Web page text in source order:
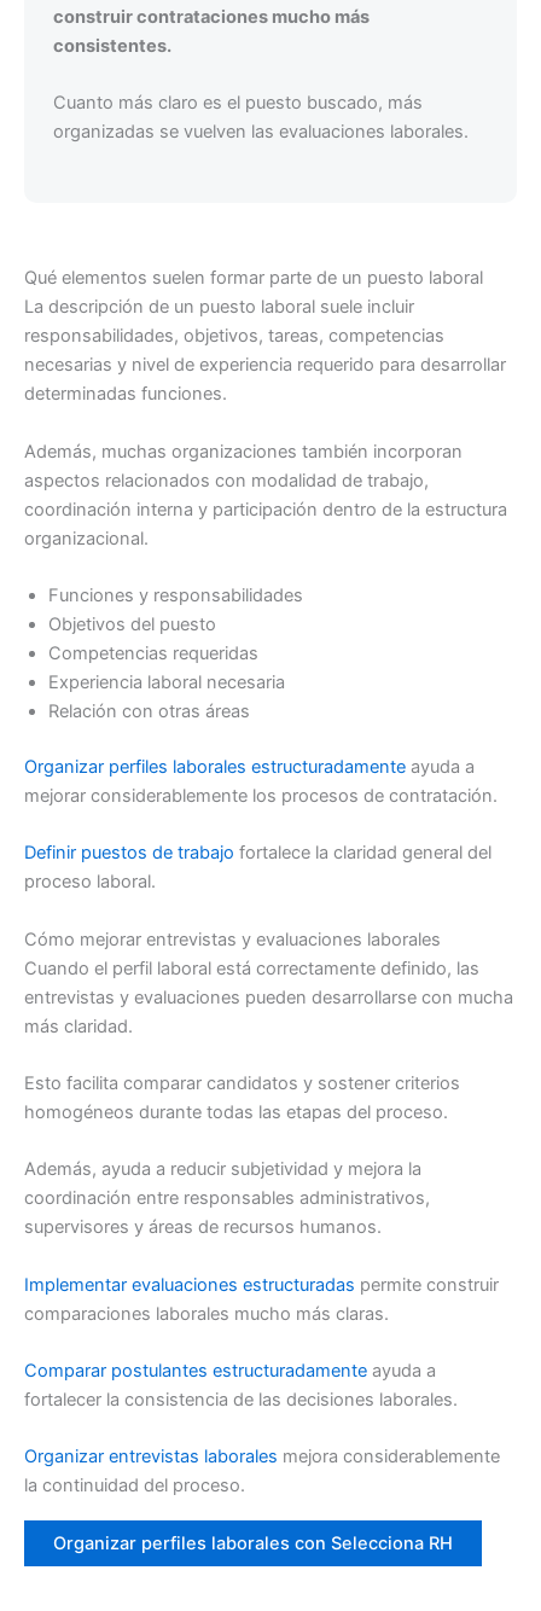
construir contrataciones mucho más
consistentes.
Cuanto más claro es el puesto buscado, más
organizadas se vuelven las evaluaciones laborales.
Qué elementos suelen formar parte de un puesto laboral
La descripción de un puesto laboral suele incluir
responsabilidades, objetivos, tareas, competencias
necesarias y nivel de experiencia requerido para desarrollar
determinadas funciones.
Además, muchas organizaciones también incorporan
aspectos relacionados con modalidad de trabajo,
coordinación interna y participación dentro de la estructura
organizacional.
Funciones y responsabilidades
Objetivos del puesto
Competencias requeridas
Experiencia laboral necesaria
Relación con otras áreas
Organizar perfiles laborales estructuradamente ayuda a
mejorar considerablemente los procesos de contratación.
Definir puestos de trabajo fortalece la claridad general del
proceso laboral.
Cómo mejorar entrevistas y evaluaciones laborales
Cuando el perfil laboral está correctamente definido, las
entrevistas y evaluaciones pueden desarrollarse con mucha
más claridad.
Esto facilita comparar candidatos y sostener criterios
homogéneos durante todas las etapas del proceso.
Además, ayuda a reducir subjetividad y mejora la
coordinación entre responsables administrativos,
supervisores y áreas de recursos humanos.
Implementar evaluaciones estructuradas permite construir
comparaciones laborales mucho más claras.
Comparar postulantes estructuradamente ayuda a
fortalecer la consistencia de las decisiones laborales.
Organizar entrevistas laborales mejora considerablemente
la continuidad del proceso.
Organizar perfiles laborales con Selecciona RH